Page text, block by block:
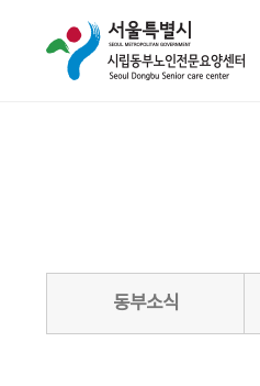
동부소식